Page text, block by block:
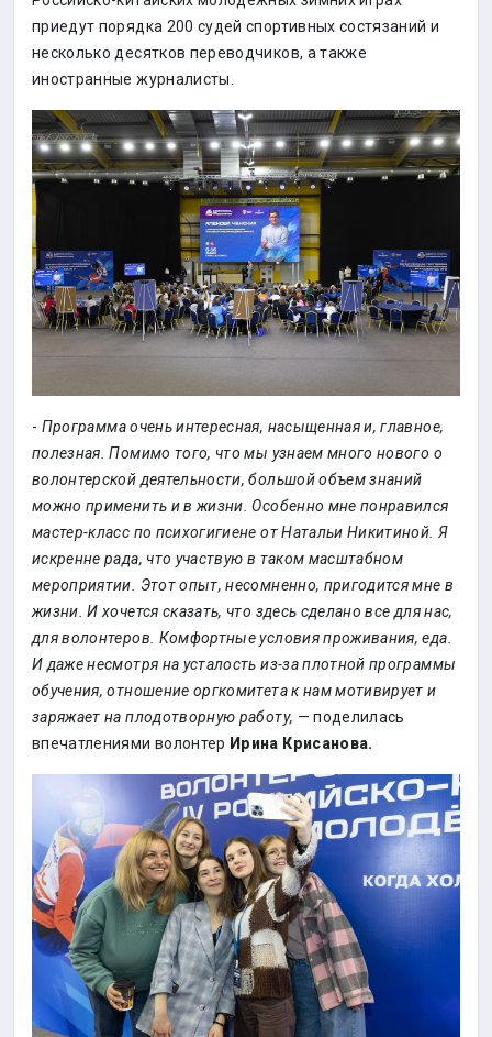
приедут порядка 200 судей спортивных состязаний и
несколько десятков переводчиков, а также
иностранные журналисты.
- Программа очень интересная, насыщенная и, главное,
полезная. Помимо того, что мы узнаем много нового о
волонтерской деятельности, большой объем знаний
можно применить и в жизни. Особенно мне понравился
мастер-класс по психогигиене от Натальи Никитиной. Я
искренне рада, что участвую в таком масштабном
мероприятии. Этот опыт, несомненно, пригодится мне в
жизни. И хочется сказать, что здесь сделано все для нас,
для волонтеров. Комфортные условия проживания, еда.
И даже несмотря на усталость из-за плотной программы
обучения, отношение оргкомитета к нам мотивирует и
заряжает на плодотворную работу, — поделилась
впечатлениями волонтер Ирина Крисанова.